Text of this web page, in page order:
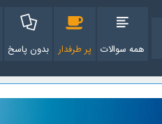
همه سوالات پر طرفدار بدون پاسخ